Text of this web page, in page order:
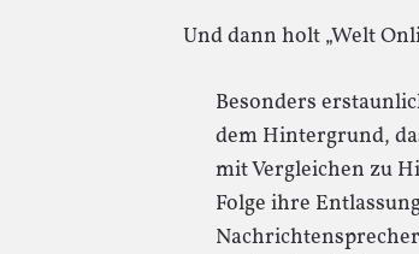
Und dann holt „Welt
Besonders
dem Hintergrund,
mit Vergleichen zu
Folge ihre